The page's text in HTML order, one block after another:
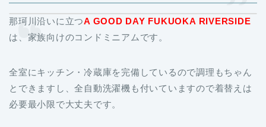
那珂川沿いに立つA GOOD DAY FUKUOKA RIVERSIDE
は、家族向けのコンドミニアムです。
全室にキッチン・冷蔵庫を完備しているので調理もちゃん
とできますし、全自動洗濯機も付いていますので着替えは
必要最小限で大丈夫です。